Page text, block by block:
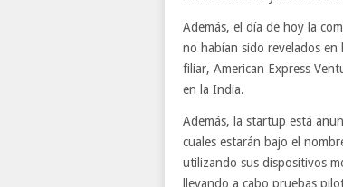
Además, el día de hoy la
no habían sido revelados en
filiar, American Express
en la India.
Además, la startup está
cuales estarán bajo el
utilizando sus dispositivos
llevando a cabo pruebas